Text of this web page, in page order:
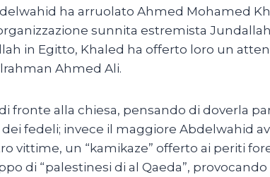
ha arruolato Ahmed Mohamed
sunnita estremista
in Egitto, Khaled ha offerto loro un
Ahmed Ali.
fronte alla chiesa, pensando di doverla
fedeli; invece il maggiore Abdelwahid
vittime, un “kamikaze” offerto ai periti
di “palestinesi di al Qaeda”,